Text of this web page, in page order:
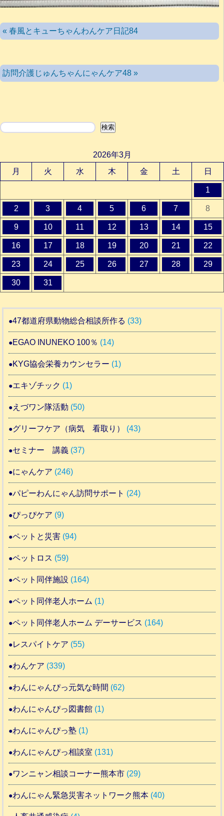
« 春風とキューちゃんわんケア日記84
訪問介護じゅんちゃんにゃんケア48 »
検索 検索
2026年3月
月
火 水 木 金 土 日
1
2 3 4 5 6 7 8
9 10 11 12 13 14 15
16 17 18 19 20 21 22
23 24 25 26 27 28 29
30 31
47都道府県動物総合相談所作る (33)
EGAO INUNEKO 100％ (14)
KYG協会栄養カウンセラー (1)
エキゾチック (1)
えづワン隊活動 (50)
グリーフケア（病気 看取り） (43)
セミナー 講義 (37)
にゃんケア (246)
パピーわんにゃん訪問サポート (24)
ぴっぴケア (9)
ペットと災害 (94)
ペットロス (59)
ペット同伴施設 (164)
ペット同伴老人ホーム (1)
ペット同伴老人ホーム デーサービス (164)
レスパイトケア (55)
わんケア (339)
わんにゃんぴっ元気な時間 (62)
わんにゃんぴっ図書館 (1)
わんにゃんぴっ塾 (1)
わんにゃんぴっ相談室 (131)
ワンニャン相談コーナー熊本市 (29)
わんにゃん緊急災害ネットワーク熊本 (40)